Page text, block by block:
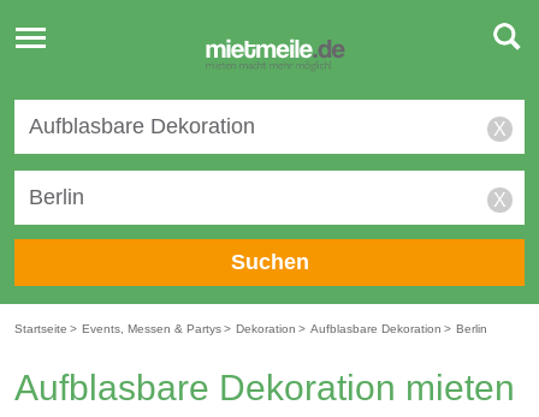
Toggle
navigation
X
X
Suchen
Startseite > Events, Messen & Partys> Dekoration > Aufblasbare Dekoration > Berlin
Aufblasbare Dekoration mieten